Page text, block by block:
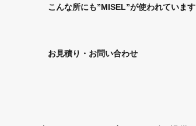
こんな所にも”MISEL”が使われています
お見積り・お問い合わせ